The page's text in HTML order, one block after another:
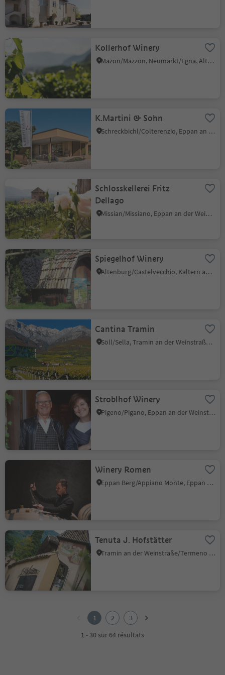
Kollerhof Winery
Mazon/Mazzon, Neumarkt/Egna, Alto Adige Wine Road
K.Martini & Sohn
Schreckbichl/Colterenzio, Eppan an der Weinstaße/Appiano sulla Strada del Vino, Alto Adige Wine Road
Schlosskellerei Fritz
Dellago
Missian/Missiano, Eppan an der Weinstaße/Appiano sulla Strada del Vino, Alto Adige Wine Road
Spiegelhof Winery
Altenburg/Castelvecchio, Kaltern an der Weinstraße/Caldaro sulla Strada del Vino, Alto Adige Wine Road
Cantina Tramin
Söll/Sella, Tramin an der Weinstraße/Termeno sulla Strada del Vino, Alto Adige Wine Road
Stroblhof Winery
Pigeno/Pigano, Eppan an der Weinstaße/Appiano sulla Strada del Vino, Alto Adige Wine Road
Winery Romen
Eppan Berg/Appiano Monte, Eppan an der Weinstaße/Appiano sulla Strada del Vino, Alto Adige Wine Road
Tenuta J. Hofstätter
Tramin an der Weinstraße/Termeno sulla Strada del Vino, Alto Adige Wine Road
1 2
3
1 - 30 sur 64 résultats